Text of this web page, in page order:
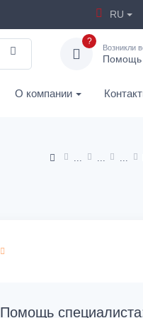
RU
?
Возникли
Помощь
О компании
Помощь